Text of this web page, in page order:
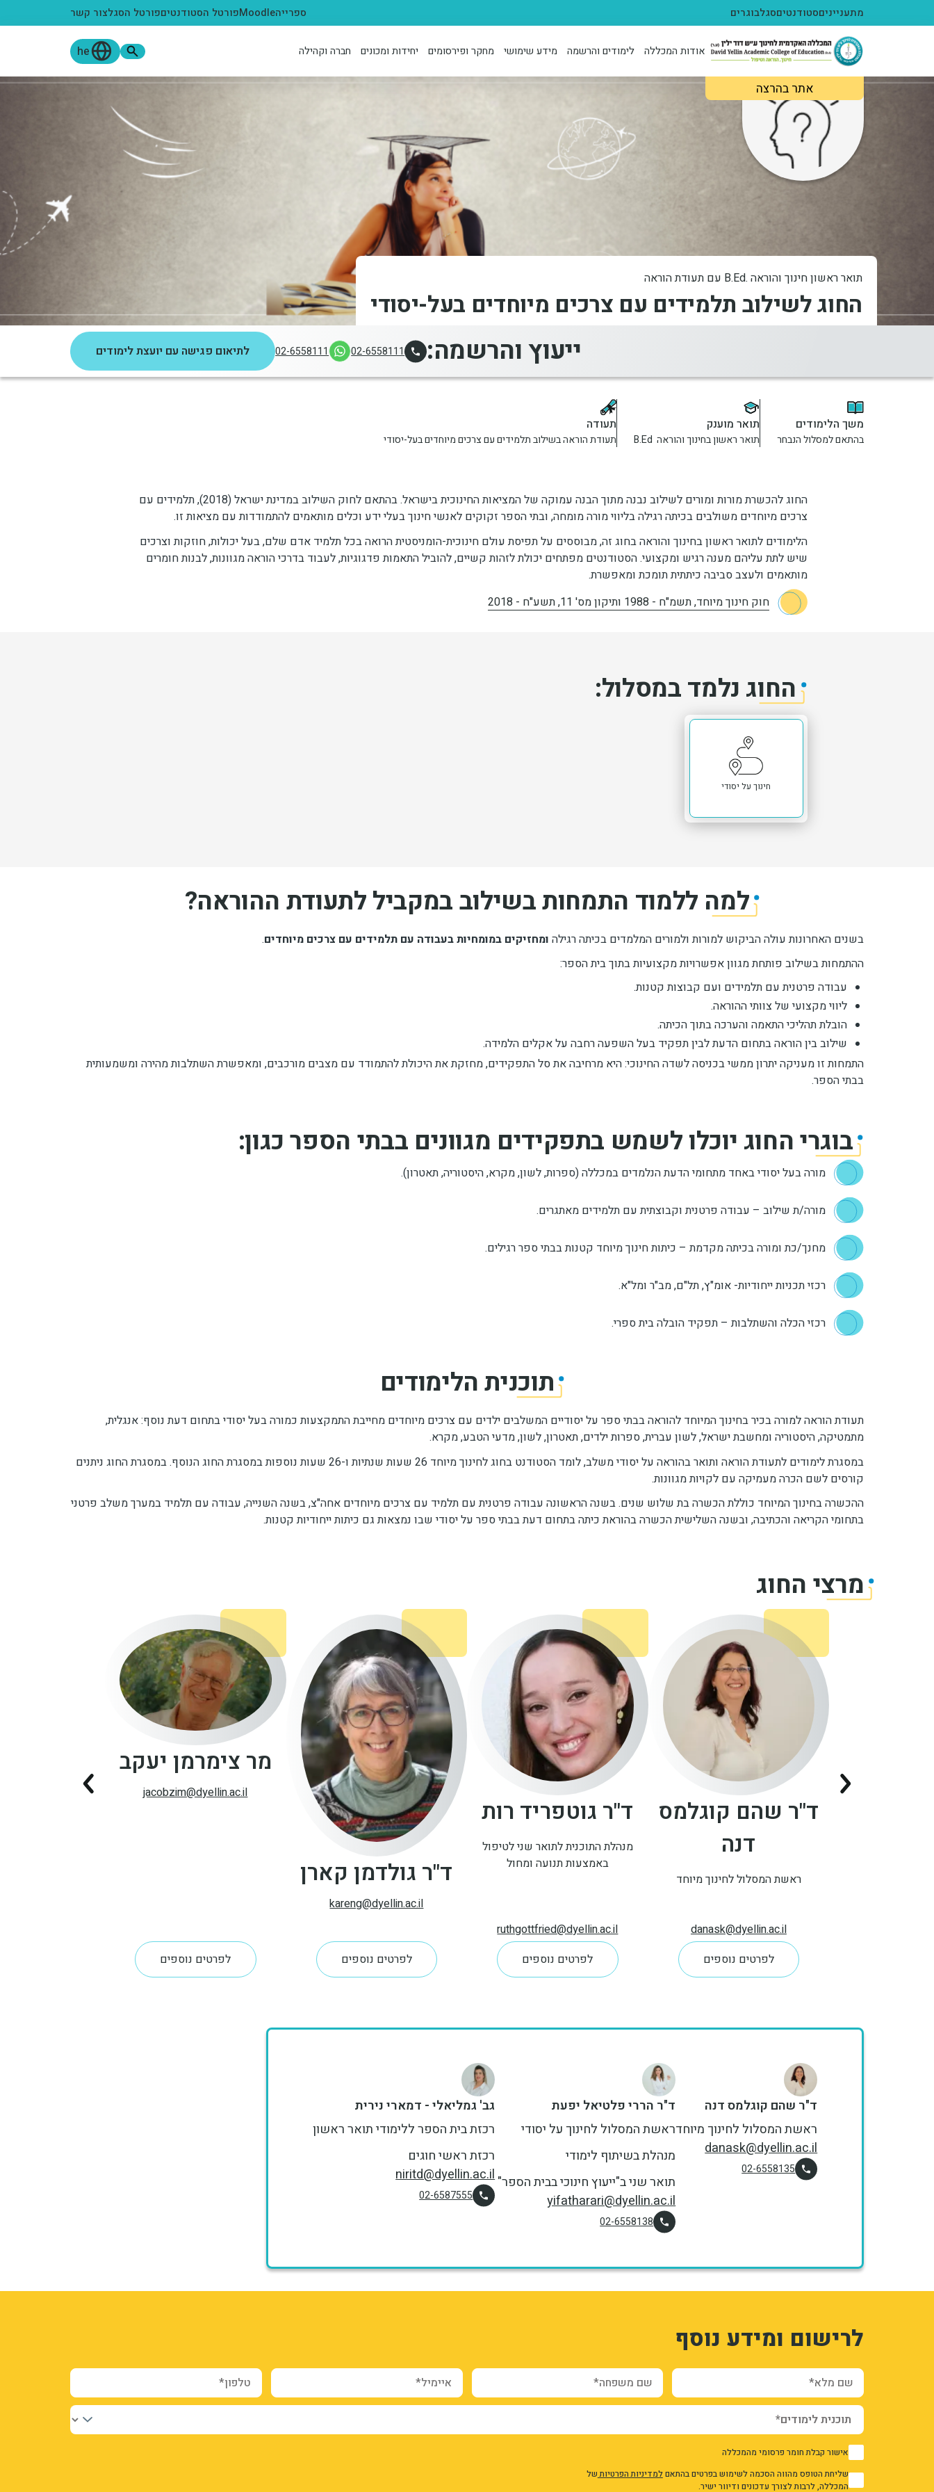
דילוג לתוכן העיקרימתענייניםסטודנטיםסגלבוגרים ספרייהMoodleפורטל הסטודנטיםפורטל הסגלצור קשר
אודות המכללה לימודים והרשמה מידע שימושי מחקר ופירסומים יחידות ומכונים חברה וקהילה he
אתר בהרצה
תמונה
תואר ראשון חינוך והוראה .B.Ed עם תעודת הוראה
החוג לשילוב תלמידים עם צרכים מיוחדים בעל-יסודי
ייעוץ והרשמה: 02-6558111
02-6558111 לתיאום פגישה עם יועצת לימודים
משך הלימודים
בהתאם למסלול הנבחר
תואר מוענק
תואר ראשון בחינוך והוראה B.Ed ‎
תעודה
תעודת הוראה בשילוב תלמידים עם צרכים מיוחדים בעל-יסודי
החוג להכשרת מורות ומורים לשילוב נבנה מתוך הבנה עמוקה של המציאות החינוכית בישראל. בהתאם לחוק השילוב במדינת ישראל (2018), תלמידים עם
צרכים מיוחדים משולבים בכיתה רגילה בליווי מורה מומחה, ובתי הספר זקוקים לאנשי חינוך בעלי ידע וכלים מותאמים להתמודדות עם מציאות זו.
הלימודים לתואר ראשון בחינוך והוראה בחוג זה, מבוססים על תפיסת עולם חינוכית-הומניסטית הרואה בכל תלמיד אדם שלם, בעל יכולות, חוזקות וצרכים
שיש לתת עליהם מענה רגיש ומקצועי. הסטודנטים מפתחים יכולת לזהות קשיים, להוביל התאמות פדגוגיות, לעבוד בדרכי הוראה מגוונות, לבנות חומרים
מותאמים ולעצב סביבה כיתתית תומכת ומאפשרת.
חוק חינוך מיוחד, תשמ"ח - 1988 ותיקון מס' 11, תשע"ח - 2018
החוג נלמד במסלול:
החוג נלמד במסלול:
תמונה
חינוך על יסודי
למה ללמוד התמחות בשילוב במקביל לתעודת ההוראה?
בשנים האחרונות עולה הביקוש למורות ולמורים המלמדים בכיתה רגילה ומחזיקים במומחיות בעבודה עם תלמידים עם צרכים מיוחדים.
ההתמחות בשילוב פותחת מגוון אפשרויות מקצועיות בתוך בית הספר:
עבודה פרטנית עם תלמידים ועם קבוצות קטנות.
ליווי מקצועי של צוותי ההוראה.
הובלת תהליכי התאמה והערכה בתוך הכיתה.
שילוב בין הוראה בתחום הדעת לבין תפקיד בעל השפעה רחבה על אקלים הלמידה.
התמחות זו מעניקה יתרון ממשי בכניסה לשדה החינוכי: היא מרחיבה את סל התפקידים, מחזקת את היכולת להתמודד עם מצבים מורכבים, ומאפשרת השתלבות מהירה ומשמעותית
בבתי הספר.
בוגרי החוג יוכלו לשמש בתפקידים מגוונים בבתי הספר כגון:
מורה בעל יסודי באחד מתחומי הדעת הנלמדים במכללה (ספרות, לשון, מקרא, היסטוריה, תאטרון).
מורה/ת שילוב – עבודה פרטנית וקבוצתית עם תלמידים מאתגרים.
מחנך/כת ומורה בכיתה מקדמת – כיתות חינוך מיוחד קטנות בבתי ספר רגילים.
רכזי תכניות ייחודיות- אומ"ץ, תל"ם, מב"ר ומל"א.
רכזי הכלה והשתלבות – תפקיד הובלה בית ספרי.
תוכנית הלימודים
תעודת הוראה למורה בכיר בחינוך המיוחד להוראה בבתי ספר על יסודיים המשלבים ילדים עם צרכים מיוחדים מחייבת התמקצעות כמורה בעל יסודי בתחום דעת נוסף: אנגלית,
מתמטיקה, היסטוריה ומחשבת ישראל, לשון עברית, ספרות ילדים, תאטרון, לשון, מדעי הטבע, מקרא.
במסגרת לימודים לתעודת הוראה ותואר בהוראה על יסודי משלב, לומד הסטודנט בחוג לחינוך מיוחד 26 שעות שנתיות ו-26 שעות נוספות במסגרת החוג הנוסף. במסגרת החוג ניתנים
קורסים לשם הכרה מעמיקה עם לקויות מגוונות.
ההכשרה בחינוך המיוחד כוללת הכשרה בת שלוש שנים. בשנה הראשונה עבודה פרטנית עם תלמיד עם צרכים מיוחדים אחה"צ, בשנה השנייה, עבודה עם תלמיד במערך משלב פרטני
בתחומי הקריאה והכתיבה, ובשנה השלישית הכשרה בהוראת כיתה בתחום דעת בבתי ספר על יסודי שבו נמצאות גם כיתות ייחודיות קטנות.
מרצי החוג
ד"ר שהם קוגלמס
דנה
ראשת המסלול לחינוך מיוחד
danask@dyellin.ac.il
לפרטים נוספים
ד"ר גוטפריד רות
מנהלת התוכנית לתואר שני לטיפול
באמצעות תנועה ומחול
ruthgottfried@dyellin.ac.il
לפרטים נוספים
ד"ר גולדמן קארן
kareng@dyellin.ac.il
לפרטים נוספים
מר צימרמן יעקב
jacobzim@dyellin.ac.il
לפרטים נוספים
ד"ר שהם קוגלמס דנה
ראשת המסלול לחינוך מיוחד
danask@dyellin.ac.il
02-6558135
ד"ר הררי פלטיאל יפעת
ראשת המסלול לחינוך על יסודי
מנהלת בשיתוף לימודי
תואר שני ב"ייעוץ חינוכי בבית הספר"
yifatharari@dyellin.ac.il
02-6558138
גב' גמליאלי - דמארי נירית
רכזת בית הספר ללימודי תואר ראשון
רכזת ראשי חוגים
niritd@dyellin.ac.il
02-6587555
לרישום ומידע נוסף
שם מלא* שם משפחה* איימיל* טלפון*
1 אישור קבלת חומר פרסומי מהמכללה
1
אני מאשר/ת את מדיניות הפרטיות
שליחת הטופס מהווה הסכמה לשימוש בפרטים בהתאםלמדיניות הפרטיותשל
המכללה, לרבות לצורך עדכונים ודיוור ישיר.
form-7g4g_YsVjRy0sL2daHUTf1gSBVd573smSKRFASDVftY
webform_submission_registration_and_additional_info_node_5326_add_form
3331824
CmU4U4HLcf0LPCO2fVxEO1P2GWojTxLomBlsnc_8fs4
1